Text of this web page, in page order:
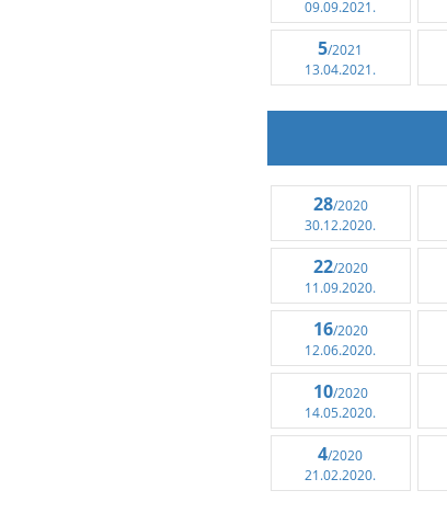
09.09.2021.
5/2021
13.04.2021.
28/2020
30.12.2020.
22/2020
11.09.2020.
16/2020
12.06.2020.
10/2020
14.05.2020.
4/2020
21.02.2020.